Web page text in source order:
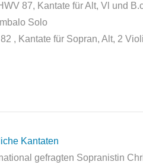
87, Kantate für Alt, Vl und
Solo
, Kantate für Sopran, Alt, 2
Kantaten
gefragten Sopranistin